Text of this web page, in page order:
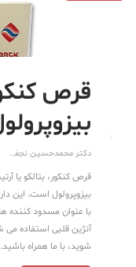
دکتر محمدحسین نجفی
قرص کنکور، بتالکو یا
بیزوپرولول است. این
با عنوان مسدود کننده
آنژین قلبی استفاده می
شوید، با ما همراه